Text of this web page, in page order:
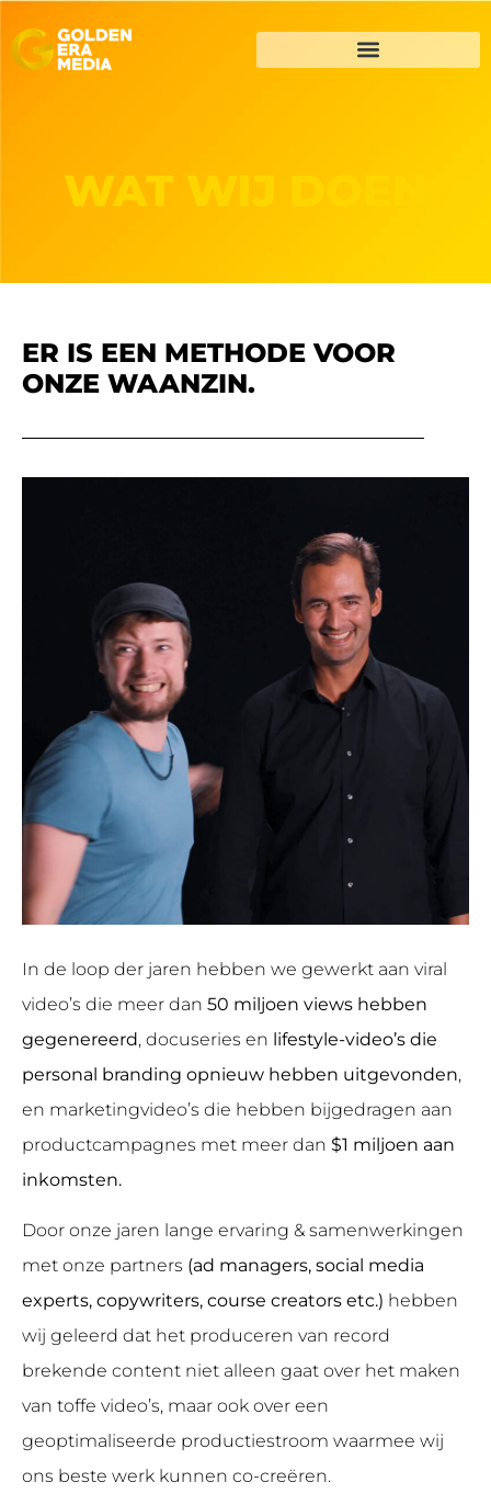
WAT WIJ DOEN
ER IS EEN METHODE VOOR
ONZE WAANZIN.
In de loop der jaren hebben we gewerkt aan viral
video’s die meer dan 50 miljoen views hebben
gegenereerd, docuseries en lifestyle-video’s die
personal branding opnieuw hebben uitgevonden,
en marketingvideo’s die hebben bijgedragen aan
productcampagnes met meer dan $1 miljoen aan
inkomsten.
Door onze jaren lange ervaring & samenwerkingen
met onze partners (ad managers, social media
experts, copywriters, course creators etc.) hebben
wij geleerd dat het produceren van record
brekende content niet alleen gaat over het maken
van toffe video’s, maar ook over een
geoptimaliseerde productiestroom waarmee wij
ons beste werk kunnen co-creëren.